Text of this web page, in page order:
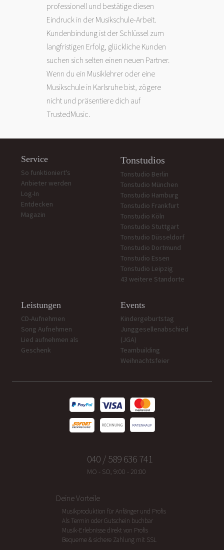
professionell und bestätige diesen
Eindruck in der Musikschule-Arbeit.
Kundenbindung ist der Schlüssel zum
langfristigen Erfolg, glückliche Kunden
suchen sich selten einen neuen Partner.
Wenn du ein Musiklehrer oder eine
Musikschule in Karlsruhe bist, zögere
nicht und präsentiere dich auf
TrustedMusic.
Service
So funktioniert's
Anbieter werden
Log-In
Entdecken
Magazin
Tonstudios
Tonstudio Berlin
Tonstudio München
Tonstudio Hamburg
Tonstudio Frankfurt
Tonstudio Köln
Tonstudio Stuttgart
Tonstudio Düsseldorf
Tonstudio Dortmund
Tonstudio Essen
Tonstudio Leipzig
43 weitere Standorte
Leistungen
CD-Aufnehmen
Song Aufnehmen
Lied aufnehmen als
Geschenk
Events
Kindergeburtstag
Junggesellenabschied
(JGA)
Teambuilding
Weihnachtsfeier
040 / 589 636 741
MO - SO, 9:00 - 20:00
Deine Vorteile
Musikproduktion für Anfänger und Profis
Als Termin oder Gutschein buchbar
Musik-Erlebnisse direkt von Profis
Bequeme & sichere Zahlung mit SSL